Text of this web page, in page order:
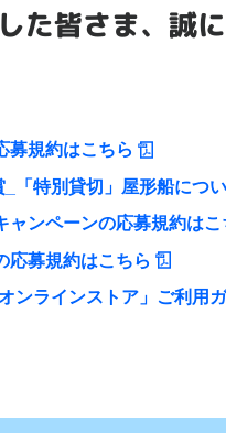
た皆さま、 誠
募規約はこちら
「特別貸切」屋形船につ
ャンペーンの応募規約はこ
応募規約はこちら
ンラインストア」ご利用